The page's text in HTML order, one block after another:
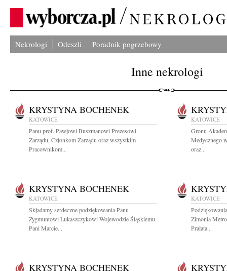
Nekrologi Odeszli Poradnik pogrzebowy
Inne nekrologi
KRYSTYNA BOCHENEK
KATOWICE
Panu prof. Pawłowi Buszmanowi Prezesowi
Zarządu, Członkom Zarządu oraz wszystkim
Pracownikom...
KATOWICE
Gronu
Medycznego
oraz...
KRYSTYNA BOCHENEK
KATOWICE
Składamy serdeczne podziękowania Panu
Zygmuntowi Łukaszczykowi Wojewodzie Śląskiemu
Pani Marcie...
KATOWICE
Zimonia
Prałata...
KRYSTYNA BOCHENEK